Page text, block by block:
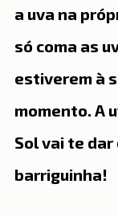
a uva na
só coma as
estiverem à
momento. A
Sol vai te dar
barriguinha!